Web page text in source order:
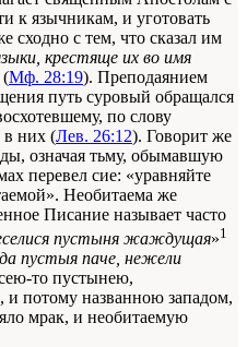
к язычникам, и уготовать
сходно с тем, что сказал им
крестяще их во имя
(Мф. 28:19). Преподаянием
путь суровый обращался
по слову
в них (Лев. 26:12). Говорит же
означая тьму, обымавшую
перевел сие: «уравняйте
Необитаема же
Писание называет часто
пустыня жаждущая»1
пустыя паче, нежели
то пустынею,
потому названною западом,
мрак, и необитаемую